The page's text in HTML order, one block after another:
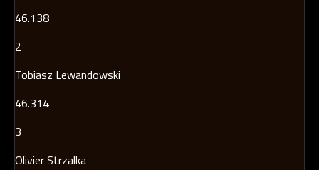
46.138
2
Tobiasz Lewandowski
46.314
3
Olivier Strzalka